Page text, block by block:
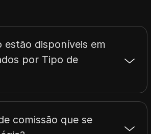
estão disponíveis em
por Tipo de
comissão que se